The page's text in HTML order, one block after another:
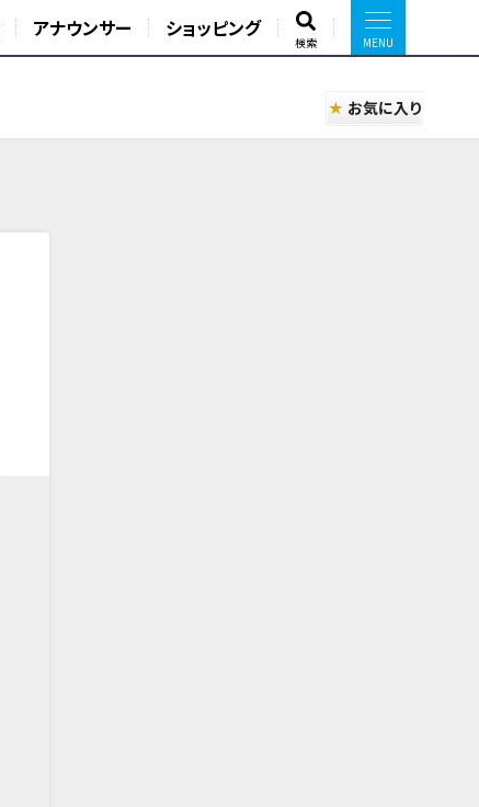
アナウンサー ショッピング
検索
お気に入り